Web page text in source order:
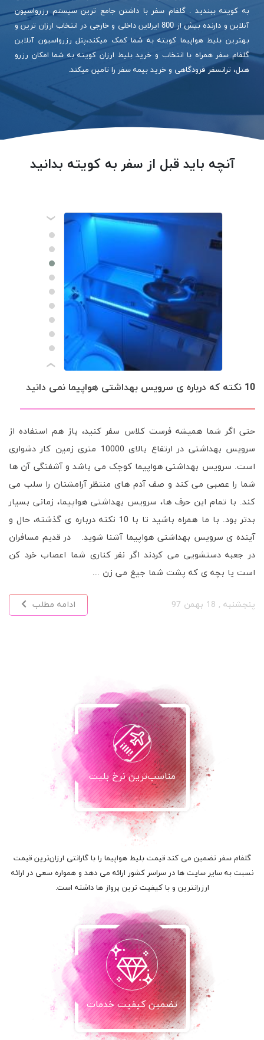
به کویته ببندید . گلفام سفر با داشتن جامع ترین سیستم رزرواسیون
آنلاین و دارنده بیش از 800 ایرلاین داخلی و خارجی در انتخاب ارزان ترین و
بهترین بلیط هواپیما کویته به شما کمک میکند،پنل رزرواسیون آنلاین
گلفام سفر همراه با انتخاب و خرید بلیط ارزان کویته به شما امکان رزرو
هتل، ترانسفر فرودگاهی و خرید بیمه سفر را تامین میکند.
آنچه باید قبل از سفر به کویته بدانید
‹
›
10 نکته که درباره ی سرویس بهداشتی هواپیما نمی دانید
حتی اگر شما همیشه فرست کلاس سفر کنید، باز هم استفاده از
سرویس بهداشتی در ارتفاع بالای 10000 متری زمین کار دشواری
است. سرویس بهداشتی هواپیما کوچک می باشد و آشفتگی آن ها
شما را عصبی می کند و صف آدم های منتظر آرامشتان را سلب می
کند. با تمام این حرف ها، سرویس بهداشتی هواپیما، زمانی بسیار
بدتر بود. با ما همراه باشید تا با 10 نکته درباره ی گذشته، حال و
آینده ی سرویس بهداشتی هواپیما آشنا شوید. در قدیم مسافران
در جعبه دستشویی می کردند اگر نفر کناری شما اعصاب خرد کن
است یا بچه ی که پشت شما جیغ می زن ...
پنجشنبه , 18 بهمن 97 ادامه مطلب
مناسب‌ترین نرخ بلیت
گلفام سفر تضمین می کند قیمت بلیط هواپیما را با گارانتی ارزان‌ترین قیمت
نسبت به سایر سایت ها در سراسر کشور ارائه می دهد و همواره سعی در ارائه
ارزرانترین و با کیفیت ترین پرواز ها داشته است.
تضمین کیفیت خدمات